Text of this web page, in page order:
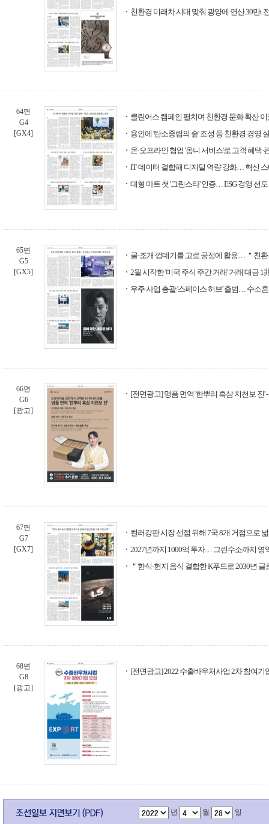
친환경 미래차 시대 맞춰 광양에 연산 30만t
64면
G4
[GX4]
클린어스 캠페인 펼치며 친환경 문화 확산
용인에 '탄소중립의 숲' 조성 등 친환경 경영
온·오프라인 협업 '옴니 서비스'로 고객 혜택·
IT·데이터 결합해 디지털 역량 강화… 혁신
대형 마트 첫 '그린스타' 인증… ESG 경영 선도
65면
G5
[GX5]
굴·조개 껍데기를 고로 공정에 활용… ＂친
2월 시작한 '미국 주식 주간 거래' 거래 대금 1
우주 사업 총괄 '스페이스 허브' 출범… 수소
66면
G6
[광고]
[전면광고] 명품 면역 '한뿌리 흑삼 지천보 진'
67면
G7
[GX7]
컬러강판 시장 선점 위해 7국 8개 거점으로
2027년까지 1000억 투자… 그린수소까지 영
＂한식·현지 음식 결합한 K푸드로 2030년
68면
G8
[광고]
[전면광고] 2022 수출바우처사업 2차 참여기
년 월 일